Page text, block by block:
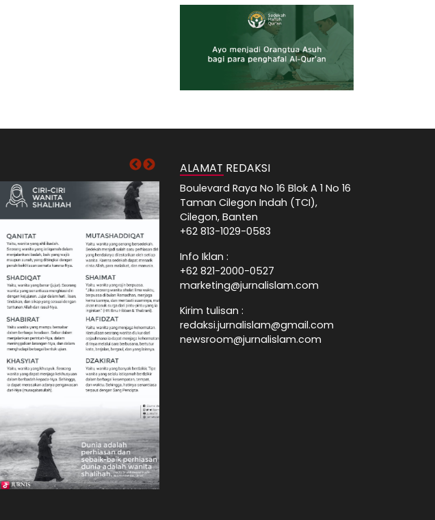
ALAMAT REDAKSI
Boulevard Raya No 16 Blok A 1 No 16
Taman Cilegon Indah (TCI),
Cilegon, Banten
+62 813-1029-0583
Info Iklan :
+62 821-2000-0527
marketing@jurnalislam.com
Kirim tulisan :
redaksi.jurnalislam@gmail.com
newsroom@jurnalislam.com